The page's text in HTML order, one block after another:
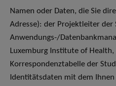
Namen oder Daten, die Sie
Adresse): der Projektleiter der
Anwendungs-/
Luxemburg Institute of Health,
Korrespondenztabelle der
Identitätsdaten mit dem